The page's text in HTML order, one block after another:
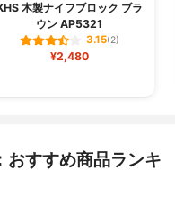
木製ナイフブロック ブラ
ウン AP5321
3.15(2)
¥2,480
おすすめ商品ランキ